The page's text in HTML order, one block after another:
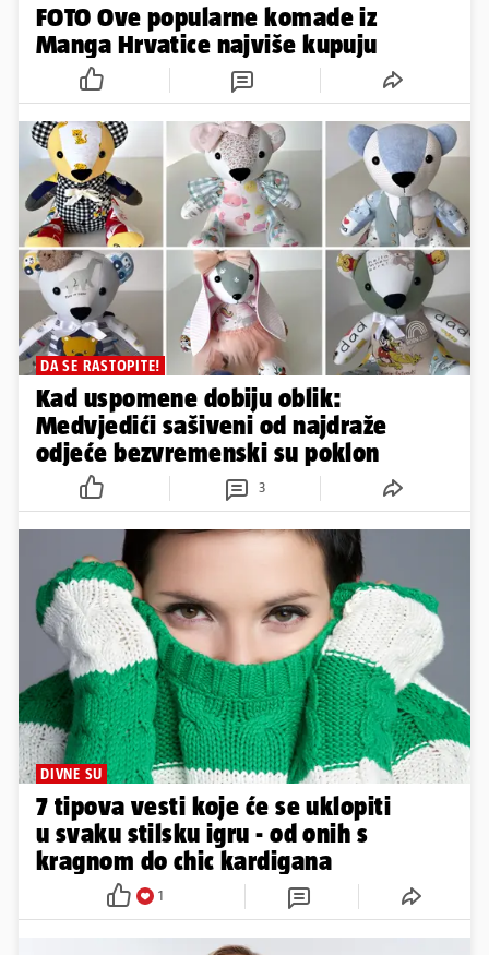
FOTO Ove popularne komade iz
Manga Hrvatice najviše kupuju
DA SE RASTOPITE!
Kad uspomene dobiju oblik:
Medvjedići sašiveni od najdraže
odjeće bezvremenski su poklon
3
DIVNE SU
7 tipova vesti koje će se uklopiti
u svaku stilsku igru - od onih s
kragnom do chic kardigana
1